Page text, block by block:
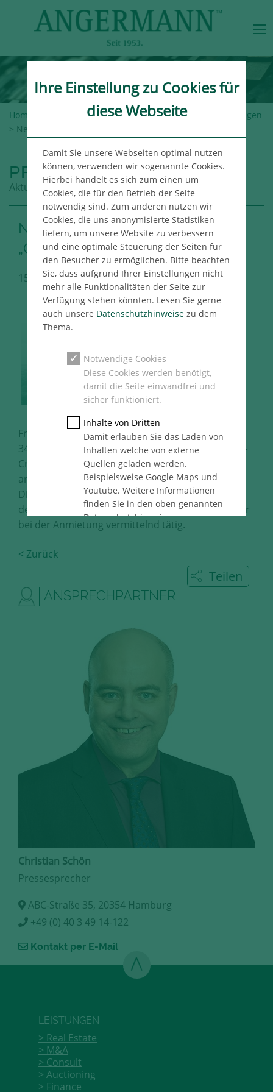
Home Angermann-Gruppe >Newsroom> Pressemeldungen
> Neuer Büromieter für das „Colosseo“ in Frankfurt
PRESSEMELDUNGEN
Aktuelle Meldungen aus der Angermann Gruppe
Neuer Büromieter für das
„Colosseo“ in Frankfurt
15.09.2023 Frankfurt Immo Pressemeldung
Frankfurt, 15.09.2023 – Die KM.ON GmbH hat ca.
340 m² Bürofläche im „Colosseo“ am Walther-von-
Cronberg-Platz 2-18 in Frankfurt am Main
angemietet. Der Einzug des Anbieters für
Digitalisierung in der Textilindustrie ist im Verlauf
des zweiten Quartals 2023 erfolgt. Angermann war
bei der Anmietung vermittelnd tätig.
< Zurück
Teilen
ANSPRECHPARTNER
Christian Schön
Pressesprecher
ABC-Straße 35, 20354 Hamburg
+49 (0) 40 3 49 14-122
Kontakt per E-Mail
LEISTUNGEN
Real Estate
M&A
Consult
Auctioning
Finance
Ihre Einstellung zu Cookies für
diese Webseite
Damit Sie unsere Webseiten optimal nutzen
können, verwenden wir sogenannte Cookies.
Hierbei handelt es sich zum einen um
Cookies, die für den Betrieb der Seite
notwendig sind. Zum anderen nutzen wir
Cookies, die uns anonymisierte Statistiken
liefern, um unsere Website zu verbessern
und eine optimale Steuerung der Seiten für
den Besucher zu ermöglichen. Bitte beachten
Sie, dass aufgrund Ihrer Einstellungen nicht
mehr alle Funktionalitäten der Seite zur
Verfügung stehen könnten. Lesen Sie gerne
auch unsere Datenschutzhinweisezu dem
Thema.
Notwendige Cookies
Diese Cookies werden benötigt,
damit die Seite einwandfrei und
sicher funktioniert.
Inhalte von Dritten
Damit erlauben Sie das Laden von
Inhalten welche von externe
Quellen geladen werden.
Beispielsweise Google Maps und
Youtube. Weitere Informationen
finden Sie in den oben genannten
Datenschutzhinweise.
Statistik-Daten, wie zum Beispiel
die Anzahl der Besucher auf den
Seiten, Ihren Weg durch unseren
Aufgrund dieser Statistiken können
wir unseren Webauftritt immer
wieder für unsere Besucher
Speichern und schließen
Alle akzeptieren
Mehr über die genutzten Cookies erfahren